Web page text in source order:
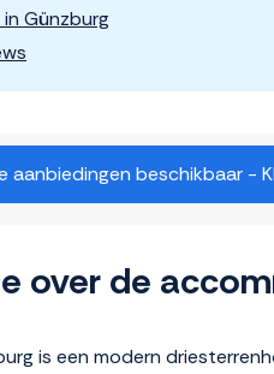
Günzburg
aanbiedingen beschikbaar -
over de
is een modern